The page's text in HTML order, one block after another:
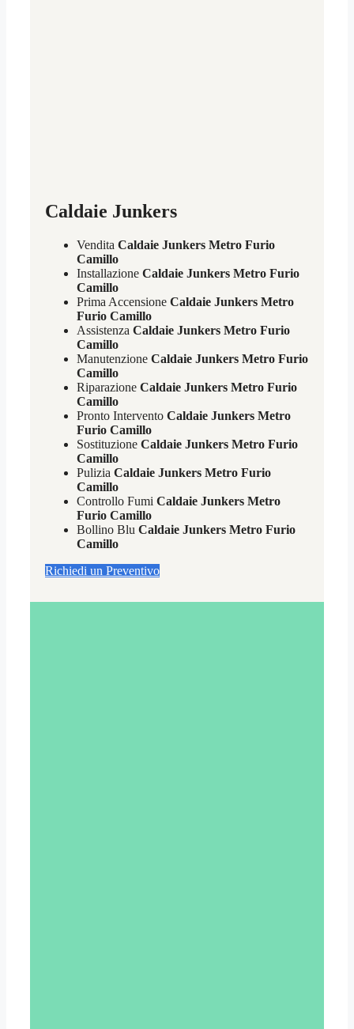
Caldaie Junkers
Vendita Caldaie Junkers Metro Furio
Camillo
Installazione Caldaie Junkers Metro Furio
Camillo
Prima Accensione Caldaie Junkers Metro
Furio Camillo
Assistenza Caldaie Junkers Metro Furio
Camillo
Manutenzione Caldaie Junkers Metro Furio
Camillo
Riparazione Caldaie Junkers Metro Furio
Camillo
Pronto Intervento Caldaie Junkers Metro
Furio Camillo
Sostituzione Caldaie Junkers Metro Furio
Camillo
Pulizia Caldaie Junkers Metro Furio
Camillo
Controllo Fumi Caldaie Junkers Metro
Furio Camillo
Bollino Blu Caldaie Junkers Metro Furio
Camillo
Richiedi un Preventivo